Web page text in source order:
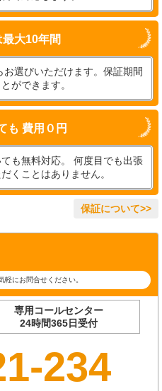
大10年間
選びいただけます。保証期間
ができます。
も 費用０円
も無料対応。 何度目でも出張
くことはありません。
保証について>>
にお問合せください。
専用コールセンター
24時間365日受付
234